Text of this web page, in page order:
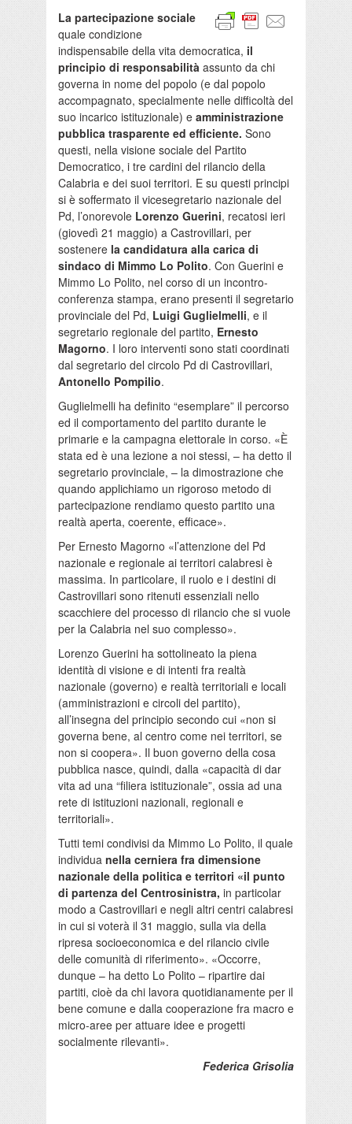
La partecipazione sociale
quale condizione
indispensabile della vita democratica, il
principio di responsabilità assunto da chi
governa in nome del popolo (e dal popolo
accompagnato, specialmente nelle difficoltà del
suo incarico istituzionale) e amministrazione
pubblica trasparente ed efficiente. Sono
questi, nella visione sociale del Partito
Democratico, i tre cardini del rilancio della
Calabria e dei suoi territori. E su questi principi
si è soffermato il vicesegretario nazionale del
Pd, l’onorevole Lorenzo Guerini, recatosi ieri
(giovedì 21 maggio) a Castrovillari, per
sostenere la candidatura alla carica di
sindaco di Mimmo Lo Polito. Con Guerini e
Mimmo Lo Polito, nel corso di un incontro-
conferenza stampa, erano presenti il segretario
provinciale del Pd, Luigi Guglielmelli, e il
segretario regionale del partito, Ernesto
Magorno. I loro interventi sono stati coordinati
dal segretario del circolo Pd di Castrovillari,
Antonello Pompilio.
Guglielmelli ha definito “esemplare” il percorso
ed il comportamento del partito durante le
primarie e la campagna elettorale in corso. «È
stata ed è una lezione a noi stessi, – ha detto il
segretario provinciale, – la dimostrazione che
quando applichiamo un rigoroso metodo di
partecipazione rendiamo questo partito una
realtà aperta, coerente, efficace».
Per Ernesto Magorno «l’attenzione del Pd
nazionale e regionale ai territori calabresi è
massima. In particolare, il ruolo e i destini di
Castrovillari sono ritenuti essenziali nello
scacchiere del processo di rilancio che si vuole
per la Calabria nel suo complesso».
Lorenzo Guerini ha sottolineato la piena
identità di visione e di intenti fra realtà
nazionale (governo) e realtà territoriali e locali
(amministrazioni e circoli del partito),
all’insegna del principio secondo cui «non si
governa bene, al centro come nei territori, se
non si coopera». Il buon governo della cosa
pubblica nasce, quindi, dalla «capacità di dar
vita ad una “filiera istituzionale”, ossia ad una
rete di istituzioni nazionali, regionali e
territoriali».
Tutti temi condivisi da Mimmo Lo Polito, il quale
individua nella cerniera fra dimensione
nazionale della politica e territori «il punto
di partenza del Centrosinistra, in particolar
modo a Castrovillari e negli altri centri calabresi
in cui si voterà il 31 maggio, sulla via della
ripresa socioeconomica e del rilancio civile
delle comunità di riferimento». «Occorre,
dunque – ha detto Lo Polito – ripartire dai
partiti, cioè da chi lavora quotidianamente per il
bene comune e dalla cooperazione fra macro e
micro-aree per attuare idee e progetti
socialmente rilevanti».
Federica Grisolia